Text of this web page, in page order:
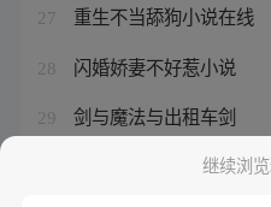
27 重生不当舔狗小说在线
28 闪婚娇妻不好惹小说
29 剑与魔法与出租车剑
爆宠狂妻神医五小姐 小
继续浏